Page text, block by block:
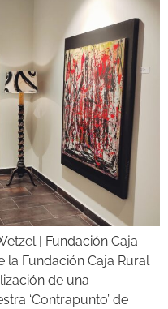
| Fundación Caja
la Fundación Caja Rural
de una
‘Contrapunto’ de